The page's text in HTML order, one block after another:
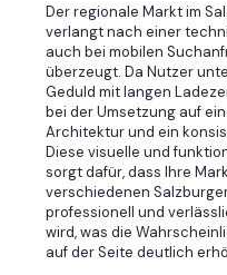
Der regionale Markt im
verlangt nach einer
auch bei mobilen
überzeugt. Da Nutzer
Geduld mit langen
bei der Umsetzung auf
Architektur und ein
Diese visuelle und
sorgt dafür, dass Ihre
verschiedenen
professionell und
wird, was die
auf der Seite deutlich